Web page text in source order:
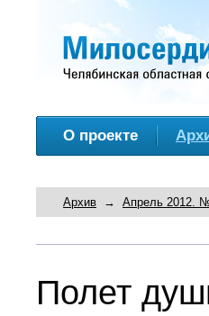
О проекте
Архив → Апрель 2012.
Полет